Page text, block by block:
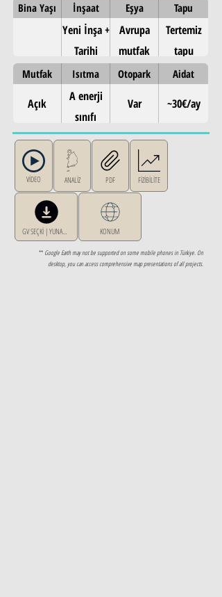
Bina Yaşı İnşaat Eşya Tapu
Yeni İnşa +
Tarihi
Restorasyon
Avrupa
mutfak
Tertemiz
tapu
Mutfak Isıtma Otopark Aidat
Açık
A enerji
sınıfı
Var ~30€/ay
FİZİBİLİTE
VİDEO ANALİZ PDF
KONUM
** Google Earth may not be supported on some mobile phones in Türkiye. On
desktop, you can access comprehensive map presentations of all projects.